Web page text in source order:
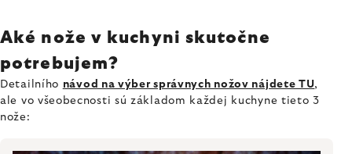
Aké nože v kuchyni skutočne
potrebujem?
Detailního návod na výber správnych nožov nájdete TU,
ale vo všeobecnosti sú základom každej kuchyne tieto 3
nože: